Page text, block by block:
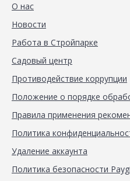
О нас
Новости
Работа в Стройпарке
Садовый центр
Противодействие коррупции
Положение о порядке
Правила применения
Политика
Удаление аккаунта
Политика безопасности